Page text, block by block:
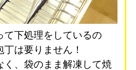
て下処理をしているの
は要りません！
く、袋のまま解凍して焼